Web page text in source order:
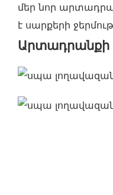
մեր նոր
է սարքերի